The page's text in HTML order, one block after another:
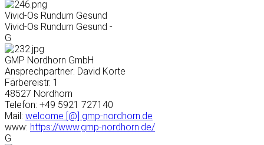
Vivid-Os Rundum Gesund
Vivid-Os Rundum Gesund -
G
GMP Nordhorn GmbH
Ansprechpartner: David Korte
Färbereistr. 1
48527 Nordhorn
Telefon: +49 5921 727140
Mail: welcome [@] gmp-nordhorn.de
www: https://www.gmp-nordhorn.de/
G